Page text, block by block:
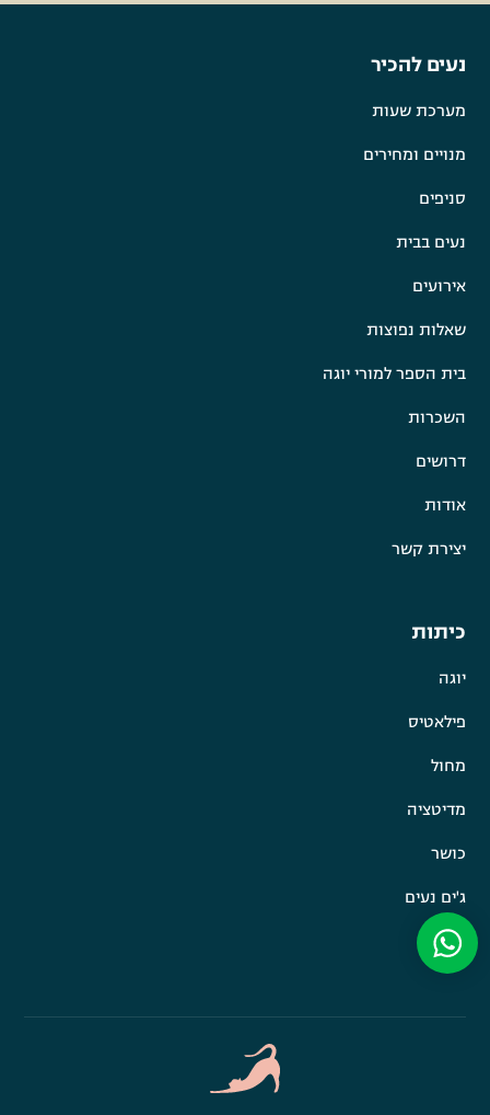
נעים להכיר
מערכת שעות
מנויים ומחירים
סניפים
נעים בבית
אירועים
שאלות נפוצות
בית הספר למורי יוגה
השכרות
דרושים
אודות
יצירת קשר
כיתות
יוגה
פילאטיס
מחול
מדיטציה
כושר
ג'ים נעים
חם קר